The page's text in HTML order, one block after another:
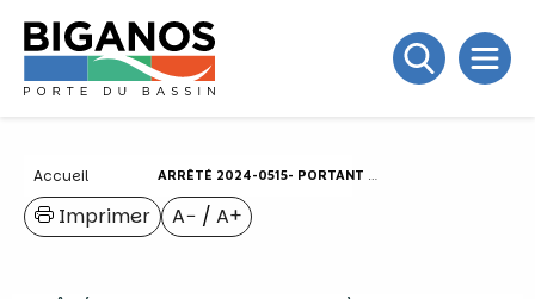
Accueil ARRÊTÉ 2024-0515- PORTANT RÈGLEMENTATION DU STATIONNEMENT – INTERVENTIONS ASSOCIATION « RESTOS DU CŒUR »
A− / A+
Imprimer